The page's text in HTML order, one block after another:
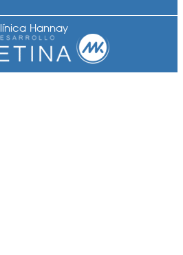
Hannay